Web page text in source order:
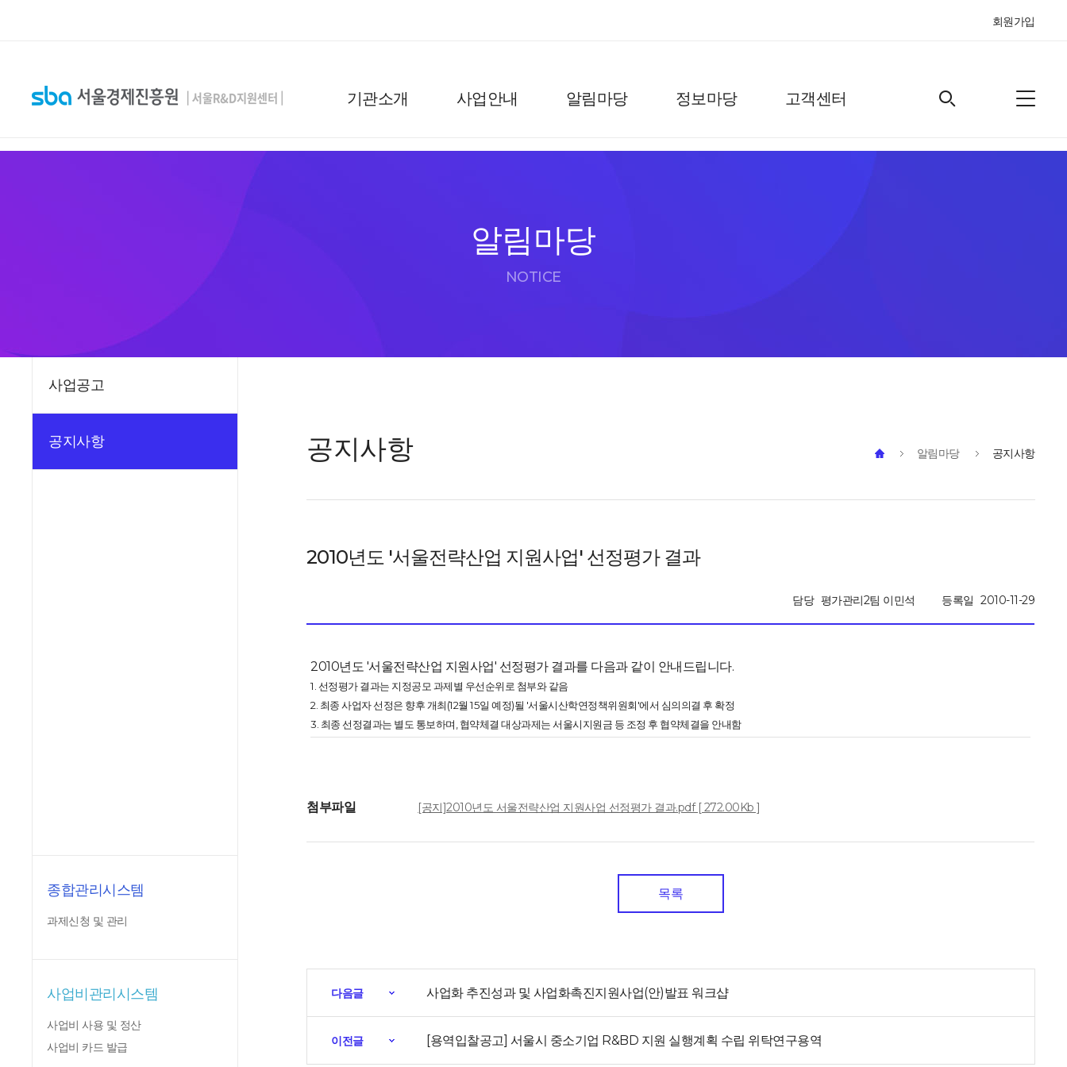
회원가입
기관소개 사업안내 알림마당 정보마당 고객센터
알림마당
NOTICE
사업공고
공지사항
종합관리시스템
과제신청 및 관리
사업비관리시스템
사업비 사용 및 정산
사업비 카드 발급
공지사항 알림마당 공지사항
2010년도 '서울전략산업 지원사업' 선정평가 결과
담당 평가관리2팀 이민석 등록일 2010-11-29
2010년도 '서울전략산업 지원사업' 선정평가 결과를 다음과 같이 안내드립니다.
1. 선정평가 결과는 지정공모 과제별 우선순위로 첨부와 같음
2. 최종 사업자 선정은 향후 개최(12월 15일 예정)될 '서울시산학연정책위원회'에서 심의의결 후 확정
3. 최종 선정결과는 별도 통보하며, 협약체결 대상과제는 서울시지원금 등 조정 후 협약체결을 안내함
첨부파일 [공지]2010년도 서울전략산업 지원사업 선정평가 결과.pdf [ 272.00Kb ]
목록
다음글 사업화 추진성과 및 사업화촉진지원사업(안)발표 워크샵
이전글 [용역입찰공고] 서울시 중소기업 R&BD 지원 실행계획 수립 위탁연구용역